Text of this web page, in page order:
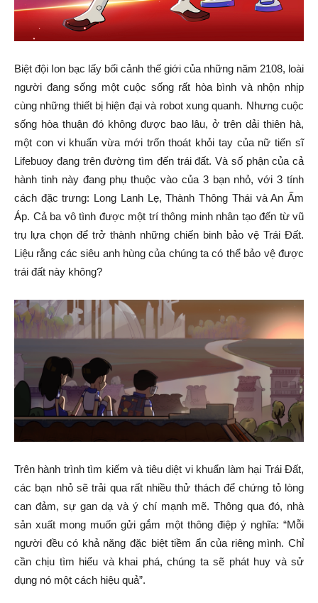
Biệt đội Ion bạc lấy bối cảnh thế giới của những năm 2108, loài
người đang sống một cuộc sống rất hòa bình và nhộn nhịp
cùng những thiết bị hiện đại và robot xung quanh. Nhưng cuộc
sống hòa thuận đó không được bao lâu, ở trên dải thiên hà,
một con vi khuẩn vừa mới trốn thoát khỏi tay của nữ tiến sĩ
Lifebuoy đang trên đường tìm đến trái đất. Và số phận của cả
hành tinh này đang phụ thuộc vào của 3 bạn nhỏ, với 3 tính
cách đặc trưng: Long Lanh Lẹ, Thành Thông Thái và An Ấm
Áp. Cả ba vô tình được một trí thông minh nhân tạo đến từ vũ
trụ lựa chọn để trở thành những chiến binh bảo vệ Trái Đất.
Liệu rằng các siêu anh hùng của chúng ta có thể bảo vệ được
trái đất này không?
Trên hành trình tìm kiếm và tiêu diệt vi khuẩn làm hại Trái Đất,
các bạn nhỏ sẽ trải qua rất nhiều thử thách để chứng tỏ lòng
can đảm, sự gan dạ và ý chí mạnh mẽ. Thông qua đó, nhà
sản xuất mong muốn gửi gắm một thông điệp ý nghĩa: “Mỗi
người đều có khả năng đặc biệt tiềm ẩn của riêng mình. Chỉ
cần chịu tìm hiểu và khai phá, chúng ta sẽ phát huy và sử
dụng nó một cách hiệu quả”.